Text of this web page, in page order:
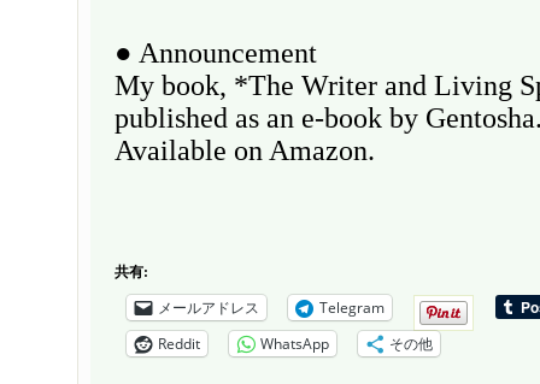
● Announcement
My book, *The Writer and Living
published as an e-book by
Available on Amazon.
共有:
メールアドレス
Telegram
Reddit
WhatsApp その他